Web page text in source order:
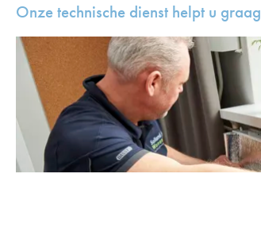
Onze technische dienst helpt u graag